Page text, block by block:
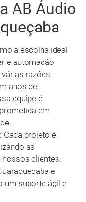
AB Áudio
a escolha ideal
e automação
razões:
anos de
equipe é
em
Cada projeto é
as
nossos clientes.
e
um suporte ágil e